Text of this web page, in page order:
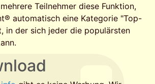
Teilnehmer diese Funktion,
automatisch eine Kategorie "Top-
in der sich jeder die populärsten